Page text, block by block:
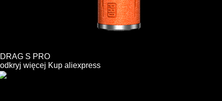
DRAG S PRO
odkryj więcej Kup aliexpress